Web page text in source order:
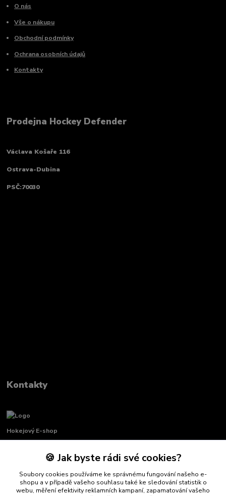
O nás
Vše o nákupu
Obchodní podmínky
Ochrana osobních údajů
Kontakty
Prodejna Hockey Defender
Václava Košaře 116
Ostrava-Dubina
PSČ:70030
Kontakty
Hokejový E-shop
Renata Křenková
+420 739 339 689
Po-Pá, 8:00-16:00 pauza 11:00-13:00
info@hockeydefender.cz
🍪 Jak byste rádi své cookies?
Soubory cookies používáme ke správnému fungování našeho e-
shopu a v případě vašeho souhlasu také ke sledování statistik o
webu, měření efektivity reklamních kampaní, zapamatování vašeho